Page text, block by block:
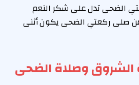
الضحى تدل على شكر النعم
صلى ركعتي الضحى يكون أثنى
الشروق وصلاة الضحى